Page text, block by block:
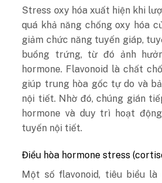
Stress oxy hóa xuất hiện khi
quá khả năng chống oxy hóa
giảm chức năng tuyến giáp,
buồng trứng, từ đó ảnh
hormone. Flavonoid là chất
giúp trung hòa gốc tự do và
nội tiết. Nhờ đó, chúng gián
hormone và duy trì hoạt
tuyến nội tiết.
Điều hòa hormone stress
Một số flavonoid, tiêu biểu là